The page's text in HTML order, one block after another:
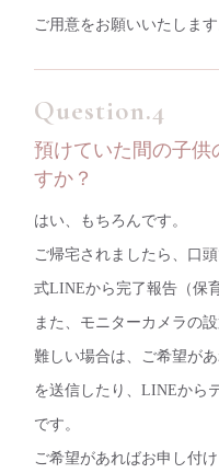
ご用意をお願いいたします
預けていた間の子供
すか？
はい、もちろんです。
ご帰宅されましたら、口
式LINEから完了報告（保
また、モニターカメラの
難しい場合は、ご希望が
を送信したり、LINEから
です。
ご希望があればお申し付け